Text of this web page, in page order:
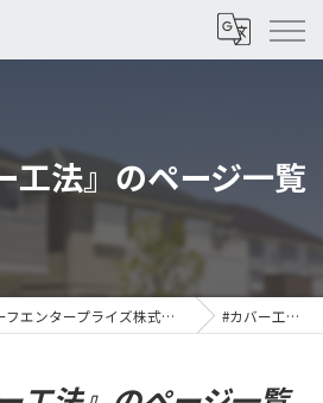
工法』のページ一覧
福井の屋根工事ならルーフエンタープライズ株式会社 #カバー工法